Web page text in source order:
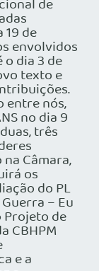
de
de
envolvidos
dia 3 de
texto e
entre nós,
no dia 9
três
Câmara,
os
do PL
– Eu
de
CBHPM
e a